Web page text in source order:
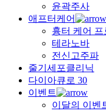
윤곽주사
애프터케어
흉터 케어 프
테라노바
전신고주파
줄기세포클리닉
다이아큐로 30
이벤트
이달의 이벤